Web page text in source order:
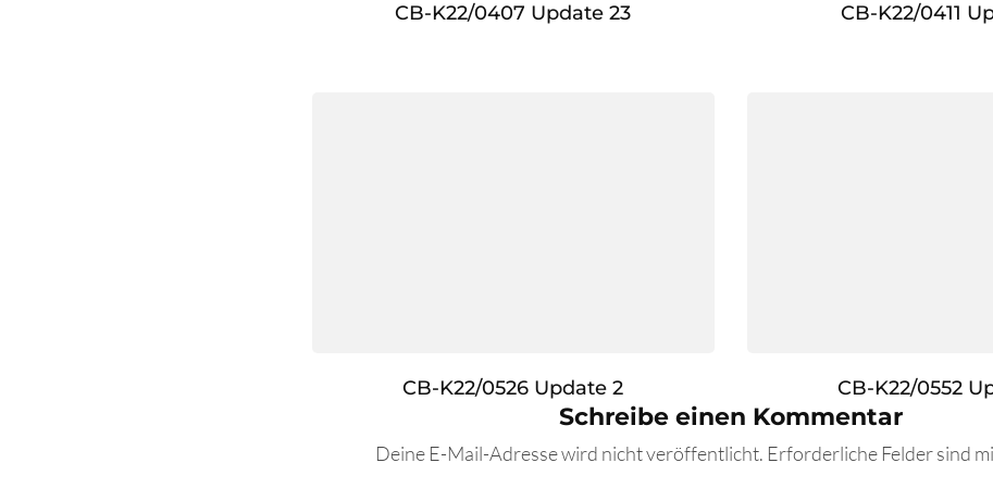
CB-K22/0407 Update 23 CB-K22/0411
CB-K22/0526 Update 2 CB-K22/0552
Schreibe einen Kommentar
Deine E-Mail-Adresse wird nicht veröffentlicht. Erforderliche Felder sind